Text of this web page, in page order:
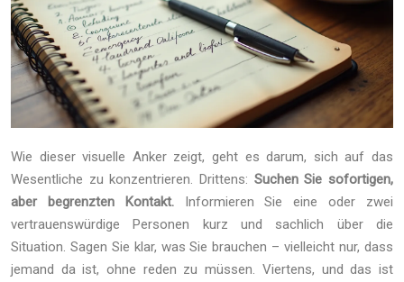
Wie dieser visuelle Anker zeigt, geht es darum, sich auf das
Wesentliche zu konzentrieren. Drittens: Suchen Sie sofortigen,
aber begrenzten Kontakt.Informieren Sie eine oder zwei
vertrauenswürdige Personen kurz und sachlich über die
Situation. Sagen Sie klar, was Sie brauchen – vielleicht nur, dass
jemand da ist, ohne reden zu müssen. Viertens, und das ist